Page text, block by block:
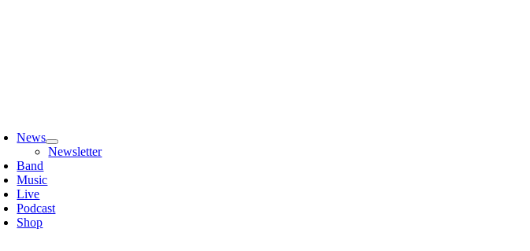
News
Newsletter
Band
Music
Live
Podcast
Shop